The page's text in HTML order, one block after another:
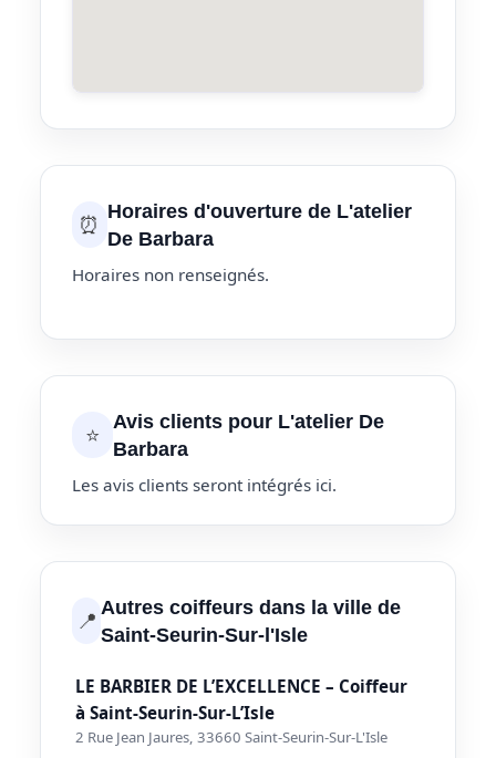
⏰ Horaires d'ouverture de L'atelier
De Barbara
Horaires non renseignés.
⭐
Avis clients pour L'atelier De
Barbara
Les avis clients seront intégrés ici.
📍 Autres coiffeurs dans la ville de
Saint-Seurin-Sur-l'Isle
LE BARBIER DE L’EXCELLENCE – Coiffeur
à Saint-Seurin-Sur-L’Isle
2 Rue Jean Jaures, 33660 Saint-Seurin-Sur-L'Isle